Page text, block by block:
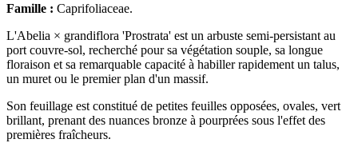
Famille : Caprifoliaceae.
L'Abelia × grandiflora 'Prostrata' est un arbuste semi-persistant au
port couvre-sol, recherché pour sa végétation souple, sa longue
floraison et sa remarquable capacité à habiller rapidement un talus,
un muret ou le premier plan d'un massif.
Son feuillage est constitué de petites feuilles opposées, ovales, vert
brillant, prenant des nuances bronze à pourprées sous l'effet des
premières fraîcheurs.